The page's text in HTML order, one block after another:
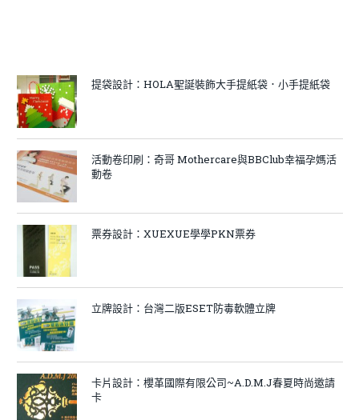
提袋設計：HOLA聖誕裝飾大手提紙袋．小手提紙袋
活動卷印刷：奇哥 Mothercare與BBClub幸福孕媽活
動卷
票券設計：XUEXUE學學PKN票券
立牌設計：台灣二版ESET防毒軟體立牌
卡片設計：櫻革國際有限公司~A.D.M.J春夏時尚邀請
卡